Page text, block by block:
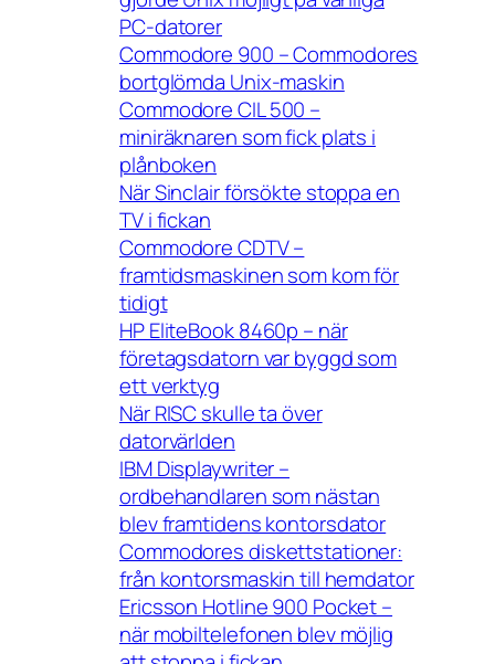
PC-datorer
Commodore 900 – Commodores
bortglömda Unix-maskin
Commodore CIL 500 –
miniräknaren som fick plats i
plånboken
När Sinclair försökte stoppa en
TV i fickan
Commodore CDTV –
framtidsmaskinen som kom för
tidigt
HP EliteBook 8460p – när
företagsdatorn var byggd som
ett verktyg
När RISC skulle ta över
datorvärlden
IBM Displaywriter –
ordbehandlaren som nästan
blev framtidens kontorsdator
Commodores diskettstationer:
från kontorsmaskin till hemdator
Ericsson Hotline 900 Pocket –
när mobiltelefonen blev möjlig